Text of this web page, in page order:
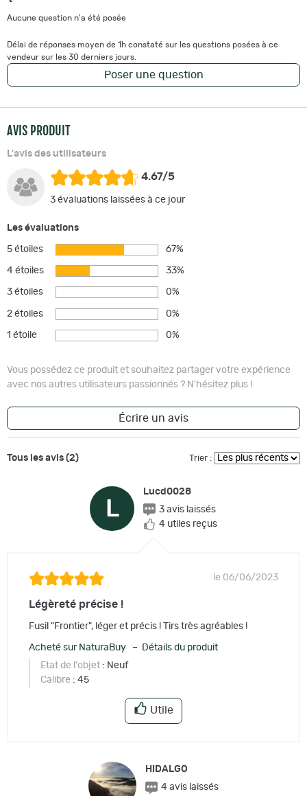
Aucune question n'a été posée
Délai de réponses moyen de 1h constaté sur les questions posées à ce
vendeur sur les 30 derniers jours.
Poser une question
AVIS PRODUIT
L'avis des utilisateurs
4.67/5
3 évaluations laissées à ce jour
Les évaluations
5 étoiles 67%
4 étoiles 33%
3 étoiles 0%
2 étoiles 0%
1 étoile 0%
Vous possédez ce produit et souhaitez partager votre expérience
avec nos autres utilisateurs passionnés ? N'hésitez plus !
Écrire un avis
Tous les avis (2) Trier :
L
Lucd0028
3 avis laissés
4 utiles reçus
le 06/06/2023
Légèreté précise !
Fusil "Frontier", léger et précis ! Tirs très agréables !
Acheté sur NaturaBuy – Détails du produit
Etat de l'objet : Neuf
Calibre : 45
Utile
HIDALGO
4 avis laissés